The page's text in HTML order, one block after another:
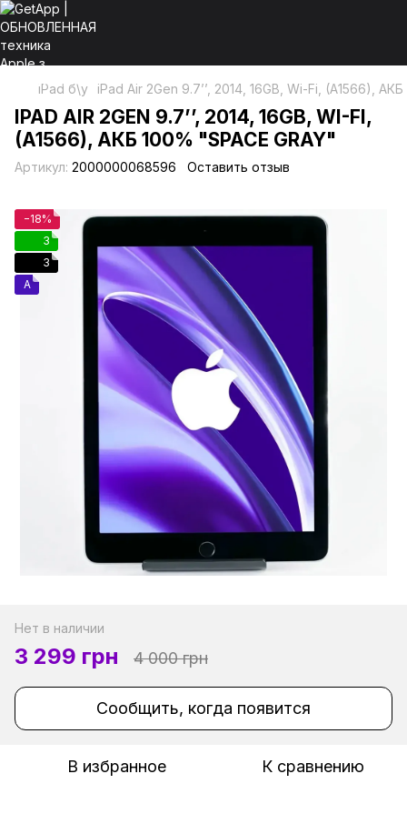
iPad б\у iPad Air 2Gen 9.7’’, 2014, 16GB, Wi-Fi, (A1566),
IPAD AIR 2GEN 9.7’’, 2014, 16GB, WI-FI,
(A1566), АКБ 100% "SPACE GRAY"
Артикул: 2000000068596 Оставить отзыв
−18%
3
3
A
Нет в наличии
3 299 грн 4 000 грн
Сообщить, когда появится
В избранное К сравнению